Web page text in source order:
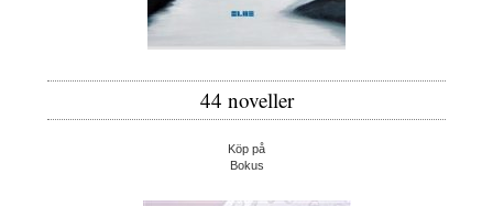
44 noveller
Köp på
Bokus